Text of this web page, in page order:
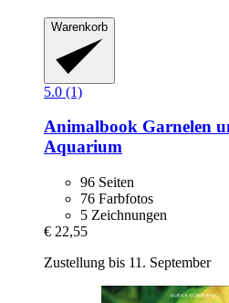
Warenkorb
5.0 (1)
Animalbook Garnelen
Aquarium
96 Seiten
76 Farbfotos
5 Zeichnungen
€ 22,55
Zustellung bis 11. September